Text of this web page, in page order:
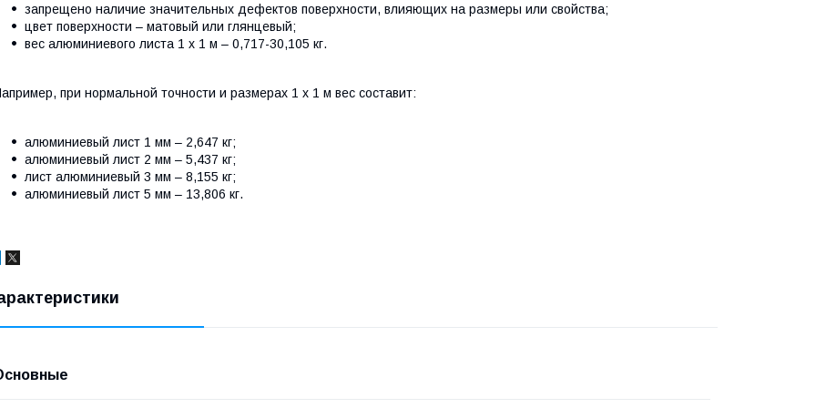
запрещено наличие значительных дефектов поверхности, влияющих на размеры или свойства;
цвет поверхности – матовый или глянцевый;
вес алюминиевого листа 1 х 1 м – 0,717-30,105 кг.
при нормальной точности и размерах 1 х 1 м вес составит:
алюминиевый лист 1 мм – 2,647 кг;
алюминиевый лист 2 мм – 5,437 кг;
лист алюминиевый 3 мм – 8,155 кг;
алюминиевый лист 5 мм – 13,806 кг.